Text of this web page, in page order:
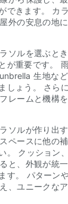
できます。 カ
外の安息の地
ソルを選ぶと
が重要です。
生地な
しょう。 さら
レームと機構
ソルが作り出
ペースに他の
。 クッション
と、外観が統
す。 パターン
、ユニークな